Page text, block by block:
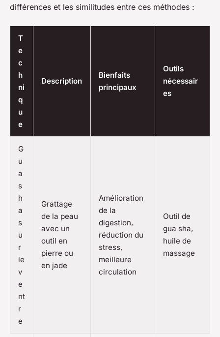
différences et les similitudes entre ces méthodes :
T
e
c
h
ni
q
u
e
Description
Bienfaits
principaux
Outils
nécessair
es
G
u
a
s
h
a
s
u
r
le
v
e
nt
r
e
Grattage
de la peau
avec un
outil en
pierre ou
en jade
Amélioration
de la
digestion,
réduction du
stress,
meilleure
circulation
Outil de
gua sha,
huile de
massage